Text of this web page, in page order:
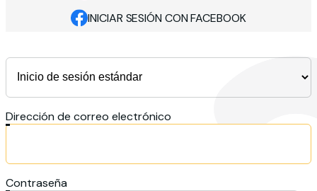
INICIAR SESIÓN CON FACEBOOK
Dirección de correo electrónico
Contraseña